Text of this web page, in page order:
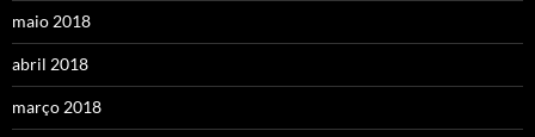
maio 2018
abril 2018
março 2018